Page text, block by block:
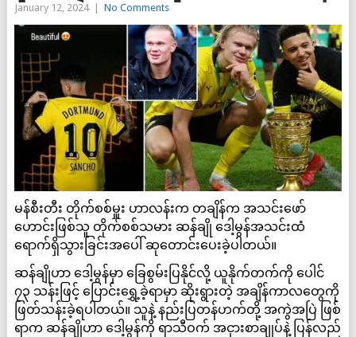
January 12, 2024 | No Comments
မန်စီးတီး တိုက်စစ်မှူး ဟာလန်းက တချိန်က အသင်းဖော်
ဟောင်းဖြစ်သူ တိုက်စစ်သမား ဆန်ချို ဒေါ့မွန်အသင်းထံ
ရောက်ရှိသွားခြင်းအပေါ် ဆုတောင်းပေးခဲ့ပါတယ်။
ဆန်ချိုဟာ ဒေါ့မွန်မှာ ခြေစွမ်းပြနိုင်လို့ ယူနိုက်တက်ကို ပေါင်
၇၃ သန်းဖြင့် ပြောင်းရွှေ့ခဲ့ရာမှာ ဆိုးရွားတဲ့ အချိန်ကာလတွေကို
ဖြတ်သန်းခဲ့ရပါတယ်။ သူနဲ့ နည်းပြတန်ဟက်တို့ အကွဲအပြဲ ဖြစ်
ရာက ဆန်ချိုဟာ ဒေါ့မွန်ကို ရာသီဝက် အငှားစာချုပ်နဲ့ ပြန်လည်